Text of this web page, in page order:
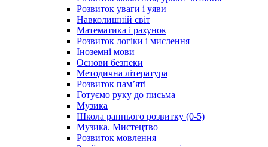
Розвиток уваги і уяви
Навколишній світ
Математика і рахунок
Розвиток логіки і мислення
Іноземні мови
Основи безпеки
Методична література
Розвиток пам’яті
Готуємо руку до письма
Музика
Школа раннього розвитку (0-5)
Музика. Мистецтво
Розвиток мовлення